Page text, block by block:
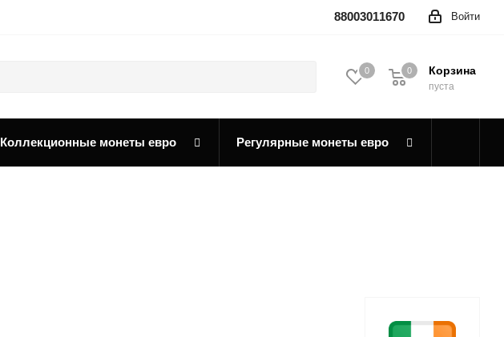
Войти
88003011670
0 Корзина
0
пуста
0
Коллекционные монеты евро Регулярные монеты евро